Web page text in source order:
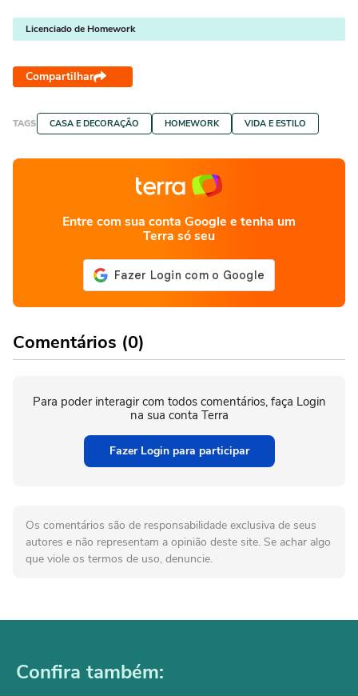
Licenciado de Homework
Compartilhar
TAGS CASA E DECORAÇÃO HOMEWORK VIDA E ESTILO
Entre com sua conta Google e tenha um
Terra só seu
Comentários (0)
Para poder interagir com todos comentários, faça Login
na sua conta Terra
Fazer Login para participar
Os comentários são de responsabilidade exclusiva de seus
autores e não representam a opinião deste site. Se achar algo
que viole os termos de uso, denuncie.
Confira também: